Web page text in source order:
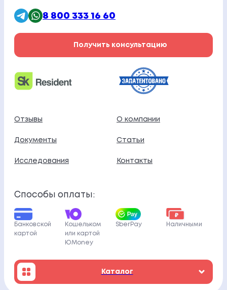
8 800 333 16 60
Получить консультацию
Отзывы О компании
Документы Статьи
Исследования Контакты
Способы оплаты:
Банковской
картой
Кошельком
или картой
ЮMoney
SberPay Наличными
Каталог